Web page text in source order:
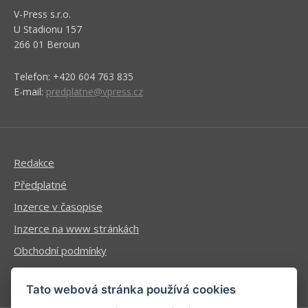
V-Press s.r.o.
U Stadionu 157
266 01 Beroun
Telefon: +420 604 763 835
E-mail: predplatne@vpress.cz
Redakce
Předplatné
Inzerce v časopise
Inzerce na www stránkách
Obchodní podmínky
Ochrana osobních údajů
Tato webová stránka používá cookies